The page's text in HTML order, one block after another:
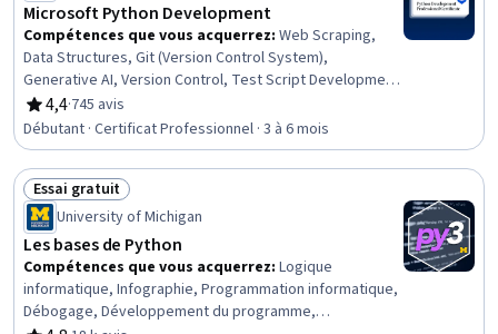
Microsoft Python Development
Compétences que vous acquerrez: Web Scraping,
Data Structures, Git (Version Control System),
Generative AI, Version Control, Test Script Development,
Devops Tools, Matplotlib, Data Visualization, DevOps,
Agile Methodology, Web Development, Debugging, Data
Literacy, Flask (Web Framework), Scripting, Plotly,
Automation, Data Analysis, Cloud Computing
4,4
évaluation, 4,4 sur 5 étoiles
·745 avis
Débutant · Certificat Professionnel · 3 à 6 mois
Statut : Essai gratuit
Essai gratuit
University of Michigan
Les bases de Python
Compétences que vous acquerrez: Logique
informatique, Infographie, Programmation informatique,
Débogage, Développement du programme,